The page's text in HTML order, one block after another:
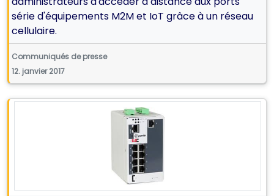
série d'équipements M2M et IoT grâce à un réseau
cellulaire.
Communiqués de presse
12. janvier 2017